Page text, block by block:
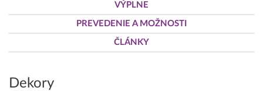
VÝPLNE
PREVEDENIE A MOŽNOSTI
ČLÁNKY
Dekory